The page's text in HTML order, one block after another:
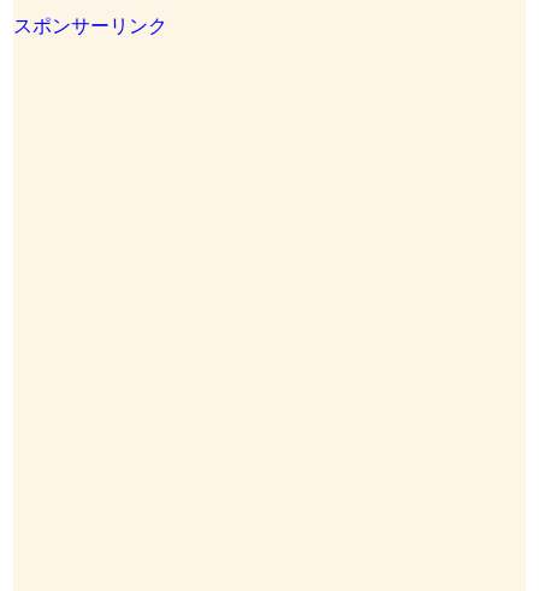
スポンサーリンク